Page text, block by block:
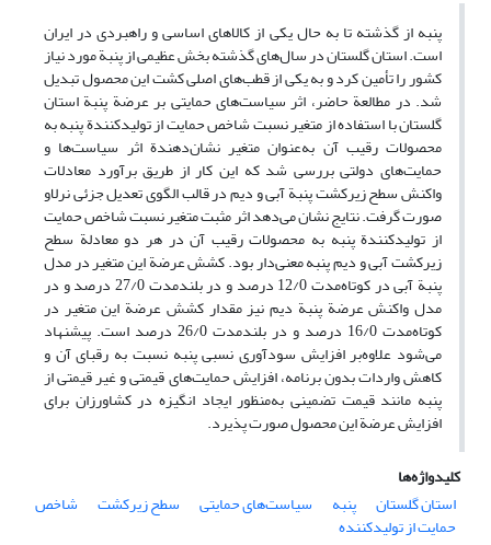
پنبه از گذشته تا به حال یکی از کالاهای اساسی و راهبردی در ایران
است. استان گلستان در سال‌های گذشته بخش عظیمی از پنبة مورد نیاز
کشور را تأمین کرد و به یکی از قطب‌های اصلی کشت این محصول تبدیل
شد. در مطالعة حاضر، اثر سیاست‌های حمایتی بر عرضة پنبة استان
گلستان با استفاده از متغیر نسبت شاخص حمایت از تولیدکنندة پنبه به
محصولات رقیب آن به‌عنوان متغیر نشان‌دهندة اثر سیاست‌ها و
حمایت‌های دولتی بررسی شد که این کار از طریق برآورد معادلات
واکنش سطح زیرکشت پنبة آبی و دیم در قالب الگوی تعدیل جزئی نرلاو
صورت گرفت. نتایج نشان می‌دهد اثر مثبت متغیر نسبت شاخص حمایت
از تولیدکنندة پنبه به محصولات رقیب آن در هر دو معادلة سطح
زیرکشت آبی و دیم پنبه معنی‌دار بود. کشش عرضة این متغیر در مدل
پنبة آبی در کوتاه‌مدت 12/0 درصد و در بلند‌مدت 27/0 درصد و در
مدل واکنش عرضة پنبة دیم نیز مقدار کشش عرضة این متغیر در
کوتاه‌مدت 16/0 درصد و در بلند‌مدت 26/0 درصد است. پیشنهاد
می‌شود علاوه‌بر افزایش سودآوری نسبی پنبه نسبت به رقبای آن و
کاهش واردات بدون برنامه، افزایش حمایت‌های قیمتی و غیر قیمتی از
پنبه مانند قیمت تضمینی به‌منظور ایجاد انگیزه در کشاورزان برای
افزایش عرضة این محصول صورت پذیرد.
کلیدواژه‌ها
استان گلستان
پنبه سیاست‌های حمایتی سطح زیرکشت شاخص
حمایت از تولیدکننده